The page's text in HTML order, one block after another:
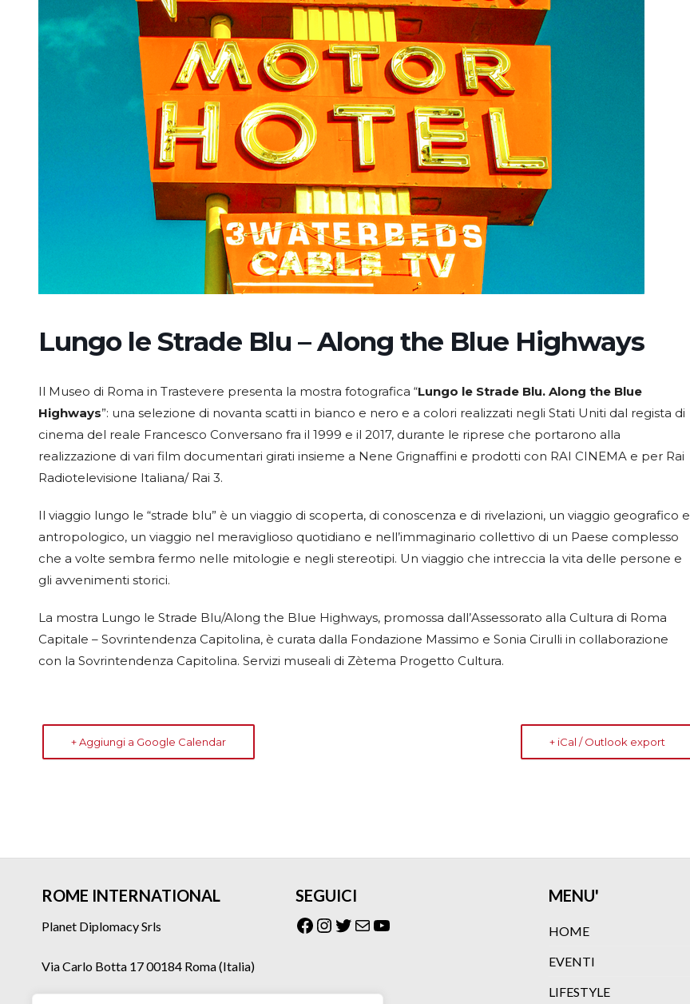
Lungo le Strade Blu – Along the Blue Highways
Il Museo di Roma in Trastevere presenta la mostra fotografica “Lungo le Strade Blu. Along the Blue
Highways”: una selezione di novanta scatti in bianco e nero e a colori realizzati negli Stati Uniti dal regista di
cinema del reale Francesco Conversano fra il 1999 e il 2017, durante le riprese che portarono alla
realizzazione di vari film documentari girati insieme a Nene Grignaffini e prodotti con RAI CINEMA e per Rai
Radiotelevisione Italiana/ Rai 3.
Il viaggio lungo le “strade blu” è un viaggio di scoperta, di conoscenza e di rivelazioni, un viaggio geografico e
antropologico, un viaggio nel meraviglioso quotidiano e nell’immaginario collettivo di un Paese complesso
che a volte sembra fermo nelle mitologie e negli stereotipi. Un viaggio che intreccia la vita delle persone e
gli avvenimenti storici.
La mostra Lungo le Strade Blu/Along the Blue Highways, promossa dall’Assessorato alla Cultura di Roma
Capitale – Sovrintendenza Capitolina, è curata dalla Fondazione Massimo e Sonia Cirulli in collaborazione
con la Sovrintendenza Capitolina. Servizi museali di Zètema Progetto Cultura.
+ Aggiungi a Google Calendar + iCal / Outlook export
ROME INTERNATIONAL
Planet Diplomacy Srls
Via Carlo Botta 17 00184 Roma (Italia)
SEGUICI
Facebook
Instagram
Twitter
EmailYouTube
MENU'
HOME
EVENTI
LIFESTYLE